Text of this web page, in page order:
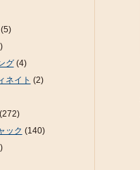
(5)
グ(4)
ネイト (2)
(272)
ック (140)